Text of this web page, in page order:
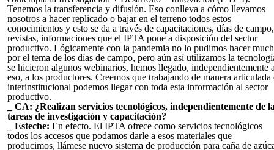
Tenemos la transferencia y difusión. Eso conlleva a cómo llevamos
nosotros a hacer replicado o bajar en el terreno todos estos
conocimientos y esto se da a través de capacitaciones, días de campo,
revistas, informaciones que el IPTA pone a disposición del sector
productivo. Lógicamente con la pandemia no lo pudimos hacer
por el tema de los días de campo, pero aún así utilizamos la
se hicieron algunos webinarios, hemos llegado, independientemente
eso, a los productores. Creemos que trabajando de manera articulada
interinstitucional podemos llegar con toda esta información al sector
productivo.
_ CA: ¿Realizan servicios tecnológicos, independientemente de
tareas de investigación y capacitación?
_ Esteche: En efecto. El IPTA ofrece como servicios tecnológicos
todos los accesos que podamos darle a esos materiales que
producimos, llámese nuevo sistema de producción para caña de